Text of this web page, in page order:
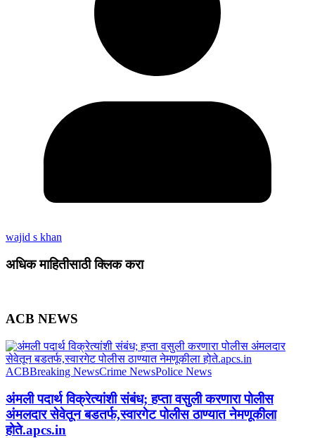
wajid s khan
अधिक माहितीसाठी क्लिक करा
ACB NEWS
ACBBreaking NewsCrime NewsPolice News
अंमली पदार्थ विक्रेत्यांशी संबंध; हप्ता वसुली करणारा पोलीस
अंमलदार सेवेतून बडतर्फ,स्वारगेट पोलीस ठाण्यात नेमणूकीला
होते.apcs.in